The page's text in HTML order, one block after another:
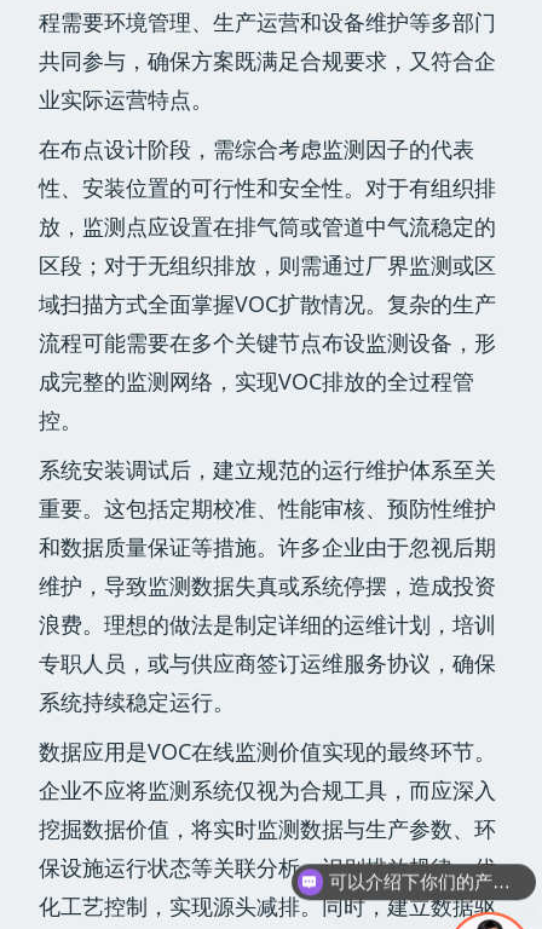
程需要环境管理、生产运营和设备维护等多部门
共同参与，确保方案既满足合规要求，又符合企
业实际运营特点。
在布点设计阶段，需综合考虑监测因子的代表
性、安装位置的可行性和安全性。对于有组织排
放，监测点应设置在排气筒或管道中气流稳定的
区段；对于无组织排放，则需通过厂界监测或区
域扫描方式全面掌握VOC扩散情况。复杂的生产
流程可能需要在多个关键节点布设监测设备，形
成完整的监测网络，实现VOC排放的全过程管
控。
系统安装调试后，建立规范的运行维护体系至关
重要。这包括定期校准、性能审核、预防性维护
和数据质量保证等措施。许多企业由于忽视后期
维护，导致监测数据失真或系统停摆，造成投资
浪费。理想的做法是制定详细的运维计划，培训
专职人员，或与供应商签订运维服务协议，确保
系统持续稳定运行。
数据应用是VOC在线监测价值实现的最终环节。
企业不应将监测系统仅视为合规工具，而应深入
挖掘数据价值，将实时监测数据与生产参数、环
保设施运行状态等关联分析，识别排放规律，优
化工艺控制，实现源头减排。同时，建立数据驱
你们是怎么收费的呢